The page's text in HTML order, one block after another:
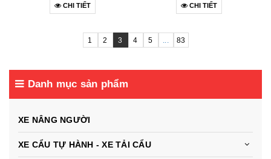
CHI TIẾT CHI TIẾT
1 2 3 4 5 ... 83
Danh mục sản phẩm
XE NÂNG NGƯỜI
XE CẨU TỰ HÀNH - XE TẢI CẨU